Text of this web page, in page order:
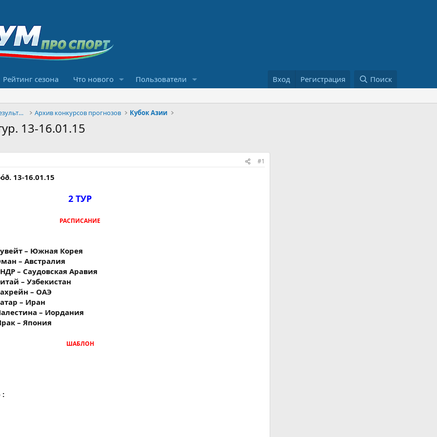
Рейтинг сезона Что нового Пользователи Вход Регистрация Поиск
Конкурсы прогнозов и обсуждение результатов Архив конкурсов прогнозов Кубок Азии
13-16.01.15
#1
13-16.01.15
2 ТУР
РАСПИСАНИЕ
– Южная Корея
– Австралия
– Саудовская Аравия
– Узбекистан
– ОАЭ
– Иран
– Иордания
– Япония
ШАБЛОН
: